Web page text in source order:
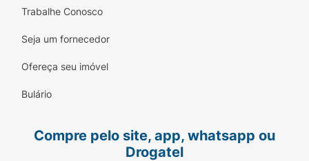
Trabalhe Conosco
Seja um fornecedor
Ofereça seu imóvel
Bulário
Compre pelo site, app, whatsapp ou
Drogatel